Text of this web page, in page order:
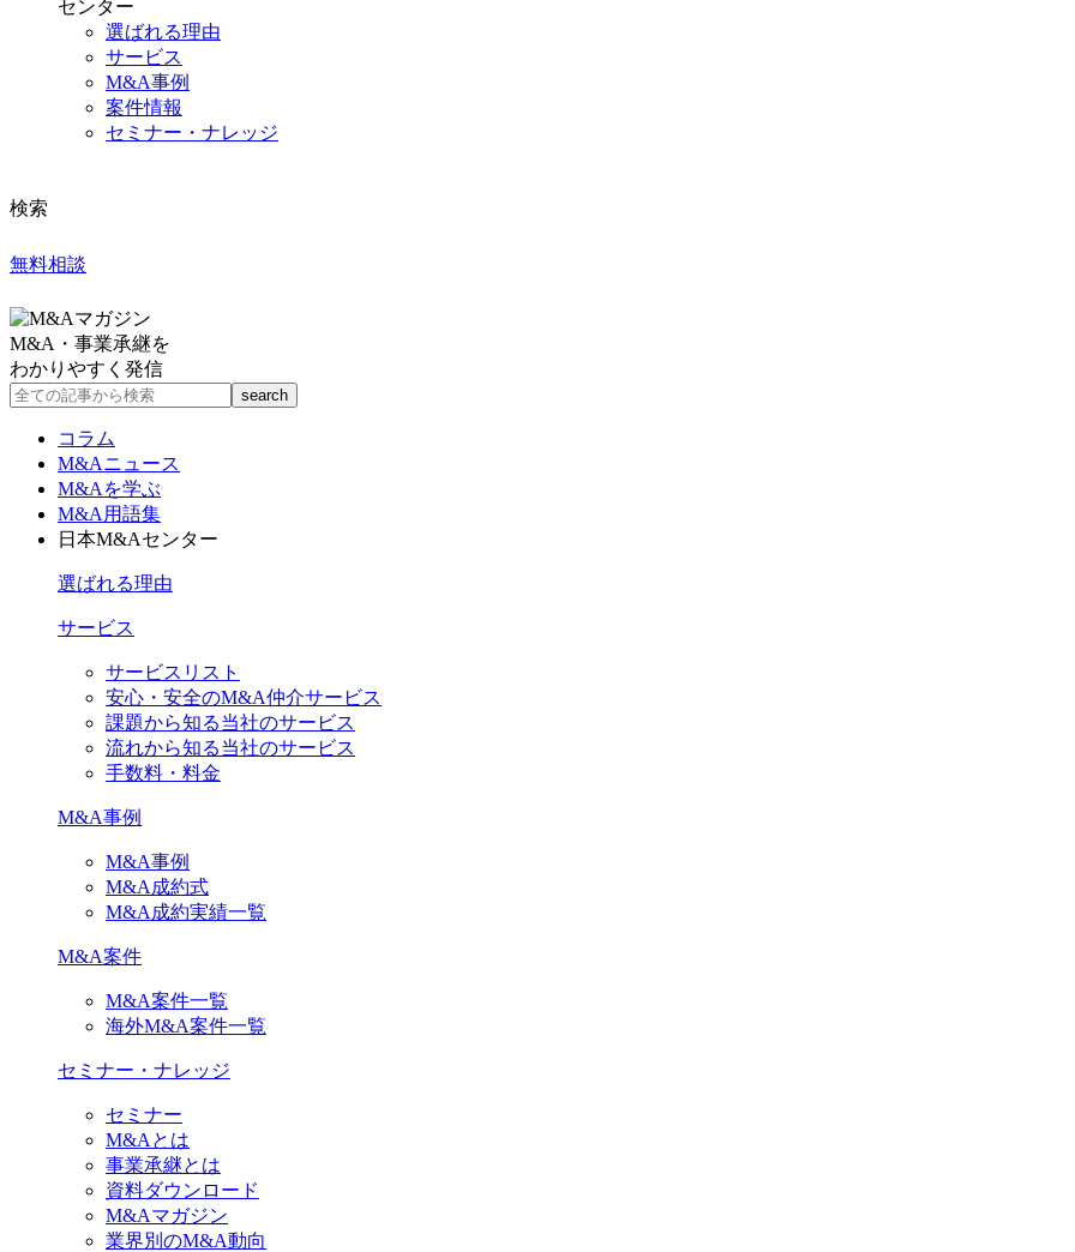
センター
選ばれる理由
サービス
M&A事例
案件情報
セミナー・ナレッジ
検索
無料相談
M&A・事業承継を
わかりやすく発信
コラム
M&Aニュース
M&Aを学ぶ
M&A用語集
日本M&Aセンター
選ばれる理由
サービス
サービスリスト
安心・安全のM&A仲介サービス
課題から知る当社のサービス
流れから知る当社のサービス
手数料・料金
M&A事例
M&A事例
M&A成約式
M&A成約実績一覧
M&A案件
M&A案件一覧
海外M&A案件一覧
セミナー・ナレッジ
セミナー
M&Aとは
事業承継とは
資料ダウンロード
M&Aマガジン
業界別のM&A動向